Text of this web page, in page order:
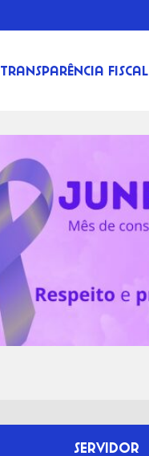
Transparência Fiscal
SERVIDOR